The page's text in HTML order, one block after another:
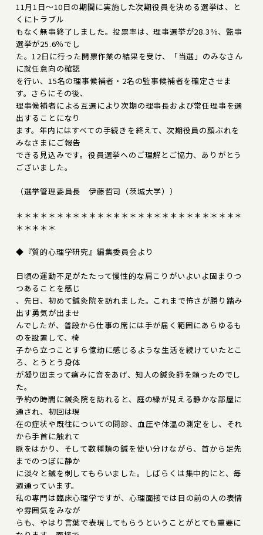
11月1日～10日の期間に実施した次期役員を決める選挙は、と
くにトラブル
もなく無事終了しました。投票率は、理事選挙が28.3％、監事
選挙が25.6％でし
た。12日に行った開票作業の結果を受け、「当選」のみなさん
に就任意向の確認
を行い、15名の理事候補者・2名の監事候補者を確定させま
す。さらにその後、
理事候補者による互選により次期の理事長および常任理事を選
出することになり
ます。年内にはすべての手続きを終えて、次期役員の顔ぶれを
みなさまにご報告
できる見込みです。役員選挙へのご理解とご協力、ありがとう
ございました。
（選挙管理委員長 伊藤哲司（茨城大学））
＊＊＊＊＊＊＊＊＊＊＊＊＊＊＊＊＊＊＊＊＊＊＊＊＊＊＊＊
＊＊＊＊＊
◆『質的心理学研究』編集委員会より
日頃の運動不足がたたって慢性的な肩こりがいよいよ固まりつ
つあることを感じ
、先日、初めて鍼灸院を訪れました。これまで怖さが勝り踏み
出す勇気が出ませ
んでしたが、普段から仕事の席には手が届く範囲にあらゆるも
のを設置して、椅
子から立つことすら億劫に感じるような生活を続けていたとこ
ろ、とうとう身体
が凝り固まって痛みに音をあげ、知人の鍼灸師を頼ったのでし
た。
予約の時間に鍼灸院を訪れると、庭の緑が見える静かな部屋に
通され、初回は現
在の症状や既往についての問診、血圧や体温の測定をし、それ
から手首に触れて
脈をはかり、そして数種類の鍼を使い分けながら、首から足先
までのつぼに静か
に淡々と鍼を刺してもらいました。しばらくは集中的にと、毎
週通っています。
私の専門は臨床心理学ですが、心理面接では目の前の人の表情
や雰囲気をみなが
らも、やはり言葉で表現してもらうということがとても重要に